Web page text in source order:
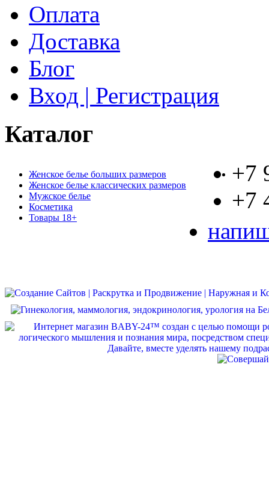
Оплата
Доставка
Блог
Вход | Регистрация
Каталог
Женское белье больших размеров
Женское белье классических размеров
Мужское белье
Косметика
Товары 18+
+7
+7